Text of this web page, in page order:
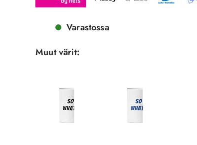
Varastossa
Muut värit: